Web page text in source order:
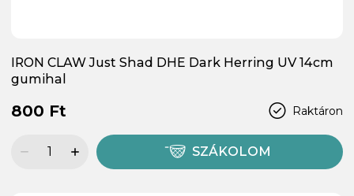
IRON CLAW Just Shad DHE Dark Herring UV 14cm
gumihal
Raktáron
800 Ft
SZÁKOLOM